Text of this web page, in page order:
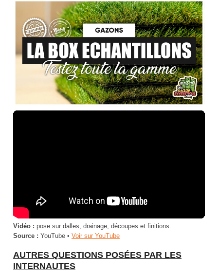
Vidéo : pose sur dalles, drainage, découpes et finitions.
Source : YouTube • Voir sur YouTube
AUTRES QUESTIONS POSÉES PAR LES
INTERNAUTES